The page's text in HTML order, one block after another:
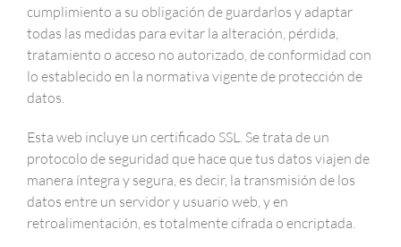
cumplimiento a su obligación de guardarlos y adaptar
todas las medidas para evitar la alteración, pérdida,
tratamiento o acceso no autorizado, de conformidad con
lo establecido en la normativa vigente de protección de
datos.
Esta web incluye un certificado SSL. Se trata de un
protocolo de seguridad que hace que tus datos viajen de
manera íntegra y segura, es decir, la transmisión de los
datos entre un servidor y usuario web, y en
retroalimentación, es totalmente cifrada o encriptada.